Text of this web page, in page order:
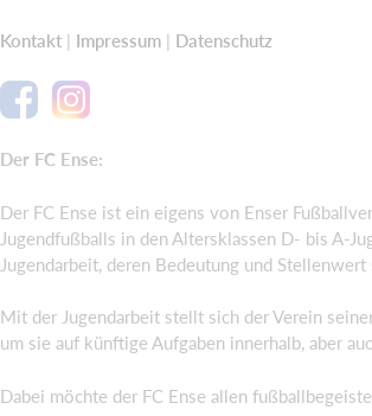
Kontakt Impressum Datenschutz
Der FC Ense:
Der FC Ense ist ein eigens von Enser
Jugendfußballs in den Altersklassen D- bis A-
Jugendarbeit, deren Bedeutung und
Mit der Jugendarbeit stellt sich der Verein
um sie auf künftige Aufgaben innerhalb, aber
Dabei möchte der FC Ense allen